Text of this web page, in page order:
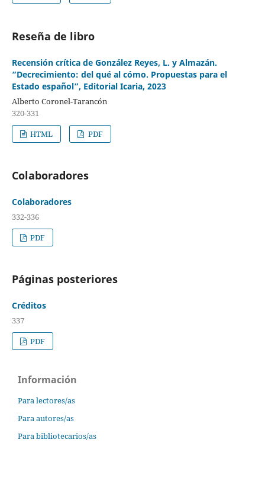
Reseña de libro
Recensión crítica de González Reyes, L. y Almazán.
“Decrecimiento: del qué al cómo. Propuestas para el
Estado español”, Editorial Icaria, 2023
Alberto Coronel-Tarancón
320-331
HTML
PDF
Colaboradores
Colaboradores
332-336
PDF
Páginas posteriores
Créditos
337
PDF
Información
Para lectores/as
Para autores/as
Para bibliotecarios/as